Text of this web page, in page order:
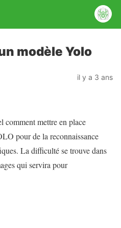
modèle Yolo
il y a 3 ans
comment mettre en place
pour de la reconnaissance
La difficulté se trouve dans
qui servira pour